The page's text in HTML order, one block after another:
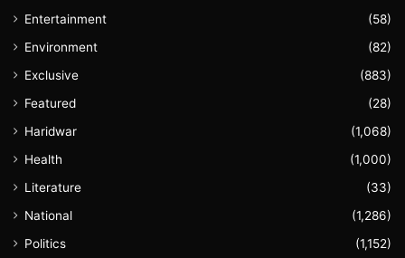
Entertainment
(58)
Environment
(82)
Exclusive
(883)
Featured
(28)
Haridwar
(1,068)
Health
(1,000)
Literature
(33)
National
(1,286)
Politics
(1,152)